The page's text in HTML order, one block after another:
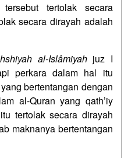
tertolak secara
secara dirayah adalah
al-Islâmiyahjuz I
perkara dalam hal itu
bertentangan dengan
al-Quran yang qath’iy
tertolak secara dirayah
maknanya bertentangan